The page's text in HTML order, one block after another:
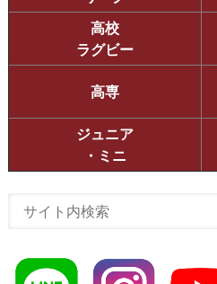
高校
ラグビー
高専
ジュニア
・ミニ